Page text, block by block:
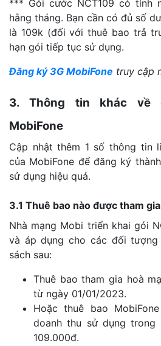
*** Gói cước NCT109 có tính
hằng tháng. Bạn cần có đủ số
là 109k (đối với thuê bao trả
hạn gói tiếp tục sử dụng.
Đăng ký 3G MobiFone truy cập
3. Thông tin khác về
MobiFone
Cập nhật thêm 1 số thông tin
của MobiFone để đăng ký
sử dụng hiệu quả.
3.1 Thuê bao nào được tham
Nhà mạng Mobi triển khai gói
và áp dụng cho các đối
sách sau:
Thuê bao tham gia hoà
từ ngày 01/01/2023.
Hoặc thuê bao
doanh thu sử dụng
109.000đ.